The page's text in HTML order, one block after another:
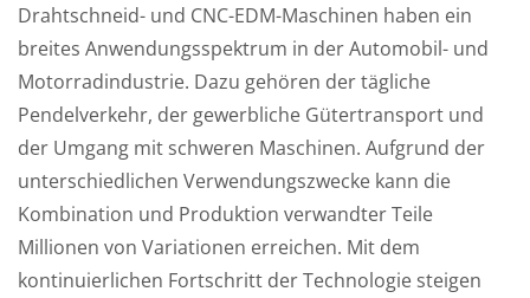
Drahtschneid- und CNC-EDM-Maschinen haben ein
breites Anwendungsspektrum in der Automobil- und
Motorradindustrie. Dazu gehören der tägliche
Pendelverkehr, der gewerbliche Gütertransport und
der Umgang mit schweren Maschinen. Aufgrund der
unterschiedlichen Verwendungszwecke kann die
Kombination und Produktion verwandter Teile
Millionen von Variationen erreichen. Mit dem
kontinuierlichen Fortschritt der Technologie steigen